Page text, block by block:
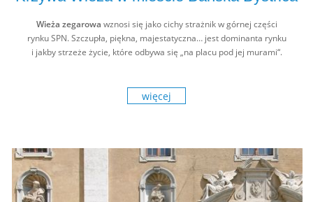
Wieża zegarowa wznosi się jako cichy strażnik w górnej części
rynku SPN. Szczupła, piękna, majestatyczna… jest dominanta rynku
i jakby strzeże życie, które odbywa się „na placu pod jej murami“.
więcej